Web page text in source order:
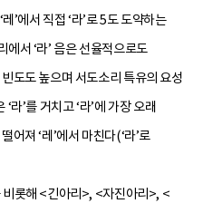
’에서 직접 ‘라’로 5도 도약하는
서 ‘라’ 음은 선율적으로도
도도 높으며 서도소리 특유의 요성
’를 거치고 ‘라’에 가장 오래
어져 ‘레’에서 마친다(‘라’로
롯해 <긴아리>, <자진아리>, <